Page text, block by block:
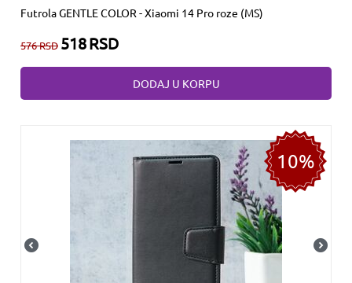
Futrola GENTLE COLOR - Xiaomi 14 Pro roze (MS)
576RSD 518RSD
DODAJ U KORPU
10%